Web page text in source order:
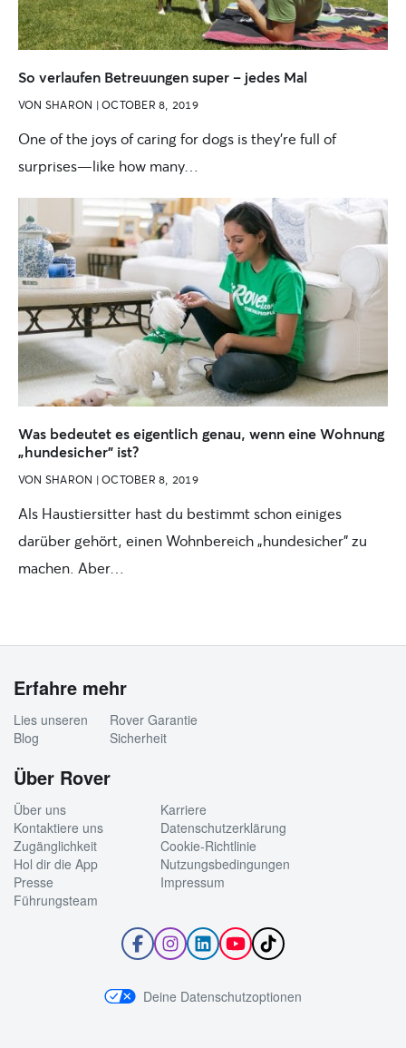
So verlaufen Betreuungen super – jedes Mal
VON SHARON | OCTOBER 8, 2019
One of the joys of caring for dogs is they’re full of
surprises—like how many…
Was bedeutet es eigentlich genau, wenn eine Wohnung
„hundesicher” ist?
VON SHARON | OCTOBER 8, 2019
Als Haustiersitter hast du bestimmt schon einiges
darüber gehört, einen Wohnbereich „hundesicher” zu
machen. Aber…
Erfahre mehr
Lies unseren
Blog
Rover Garantie
Sicherheit
Über Rover
Über uns
Kontaktiere uns
Zugänglichkeit
Hol dir die App
Presse
Führungsteam
Karriere
Datenschutzerklärung
Cookie-Richtlinie
Nutzungsbedingungen
Impressum
Folge
Rover
Facebook
Folge
Rover
Instagram
Folge
Rover
LinkedIn
Abonniere
den
Kanal
Folge
Rover
TikTok
Deine Datenschutzoptionen